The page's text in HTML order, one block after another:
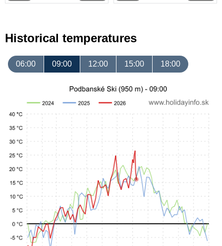
Historical temperatures
06:00 09:00 12:00 15:00 18:00